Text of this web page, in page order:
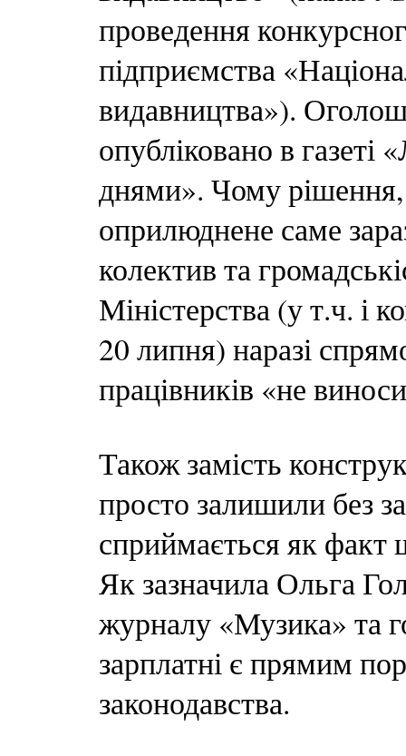
проведення
підприємства
видавництва»).
опубліковано в газеті
днями». Чому
оприлюднене саме
колектив та
Міністерства (у т.ч. і
20 липня) наразі
працівників «не
Також замість
просто залишили без
сприймається як факт
Як зазначила Ольга
журналу «Музика» та
зарплатні є прямим
законодавства.